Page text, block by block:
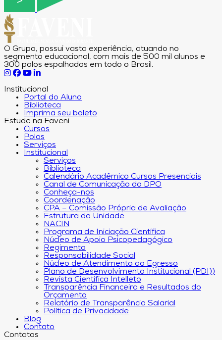
O Grupo, possui vasta experiência, atuando no
segmento educacional, com mais de 500 mil alunos e
300 polos espalhados em todo o Brasil.
Institucional
Portal do Aluno
Biblioteca
Imprima seu boleto
Estude na Faveni
Cursos
Polos
Serviços
Institucional
Serviços
Biblioteca
Calendário Acadêmico Cursos Presenciais
Canal de Comunicação do DPO
Conheça-nos
Coordenação
CPA – Comissão Própria de Avaliação
Estrutura da Unidade
NACIN
Programa de Iniciação Científica
Núcleo de Apoio Psicopedagógico
Regimento
Responsabilidade Social
Núcleo de Atendimento ao Egresso
Plano de Desenvolvimento Institucional (PDI))
Revista Científica Intelleto
Transparência Financeira e Resultados do
Orçamento
Relatório de Transparência Salarial
Política de Privacidade
Blog
Contato
Contatos